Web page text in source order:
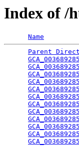
Index of /
Name
Parent